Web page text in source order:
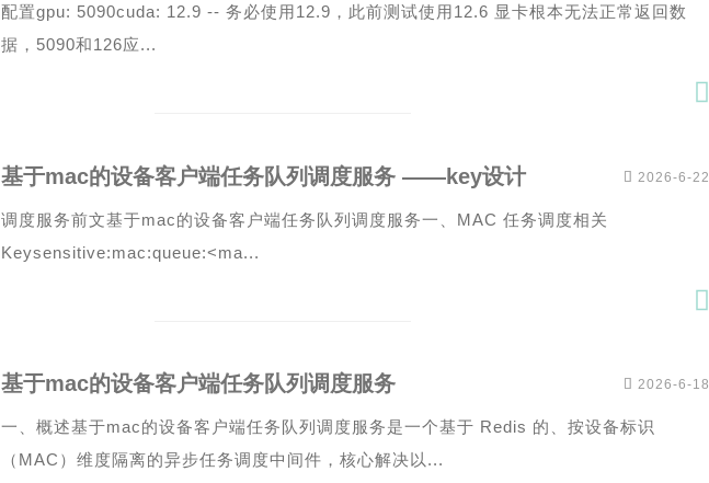
配置gpu: 5090cuda: 12.9 -- 务必使用12.9，此前测试使用12.6 显卡根本无法正常返回数
据，5090和126应...

基于mac的设备客户端任务队列调度服务 ——key设计  2026-6-22
调度服务前文基于mac的设备客户端任务队列调度服务一、MAC 任务调度相关
Keysensitive:mac:queue:<ma...

基于mac的设备客户端任务队列调度服务  2026-6-18
一、概述基于mac的设备客户端任务队列调度服务是一个基于 Redis 的、按设备标识
（MAC）维度隔离的异步任务调度中间件，核心解决以...